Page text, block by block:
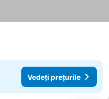
Vedeți prețurile